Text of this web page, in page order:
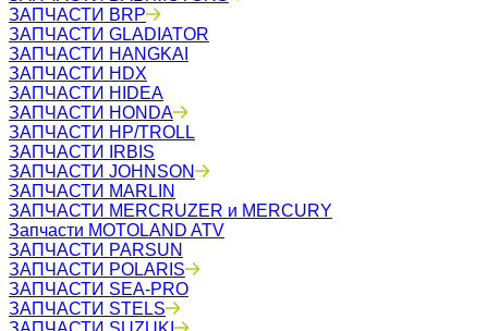
ЗАПЧАСТИ BRP
ЗАПЧАСТИ GLADIATOR
ЗАПЧАСТИ HANGKAI
ЗАПЧАСТИ HDX
ЗАПЧАСТИ HIDEA
ЗАПЧАСТИ HONDA
ЗАПЧАСТИ HP/TROLL
ЗАПЧАСТИ IRBIS
ЗАПЧАСТИ JOHNSON
ЗАПЧАСТИ MARLIN
ЗАПЧАСТИ MERCRUZER и MERCURY
Запчасти MOTOLAND ATV
ЗАПЧАСТИ PARSUN
ЗАПЧАСТИ POLARIS
ЗАПЧАСТИ SEA-PRO
ЗАПЧАСТИ STELS